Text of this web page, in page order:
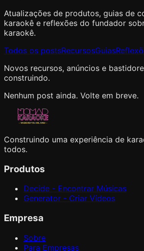
Atualizações de produtos, guias de
karaokê e reflexões do fundador
karaokê.
Todos os postsRecursosGuias
Novos recursos, anúncios e
construindo.
Nenhum post ainda. Volte em breve.
Construindo uma experiência de
todos.
Produtos
Decide - Encontrar Músicas
Generator - Criar Vídeos
Empresa
Sobre
Para Empresas